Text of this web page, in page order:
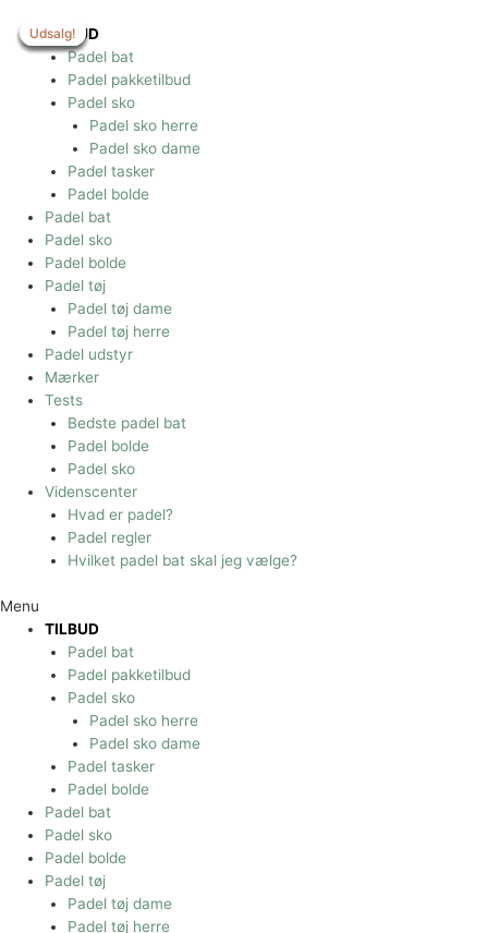
indholdet
TILBUD
Padel bat
Padel pakketilbud
Padel sko
Padel sko herre
Padel sko dame
Padel tasker
Padel bolde
Padel bat
Padel sko
Padel bolde
Padel tøj
Padel tøj dame
Padel tøj herre
Padel udstyr
Mærker
Tests
Bedste padel bat
Padel bolde
Padel sko
Videnscenter
Hvad er padel?
Padel regler
Hvilket padel bat skal jeg vælge?
Menu
TILBUD
Padel bat
Padel pakketilbud
Padel sko
Padel sko herre
Padel sko dame
Padel tasker
Padel bolde
Padel bat
Padel sko
Padel bolde
Padel tøj
Padel tøj dame
Padel tøj herre
Udsalg!
Udsalg!
Udsalg!
Udsalg!
Udsalg!
Udsalg!